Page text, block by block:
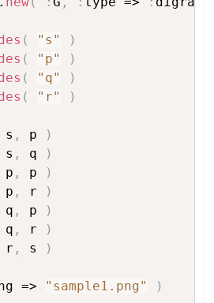
( "s"
)
( "p"
)
( "q"
)
( "r" )
s , p
)
s , q
)
p , p
)
p , r
)
q , p
)
q , r
)
r , s )
=> "sample1.png" )